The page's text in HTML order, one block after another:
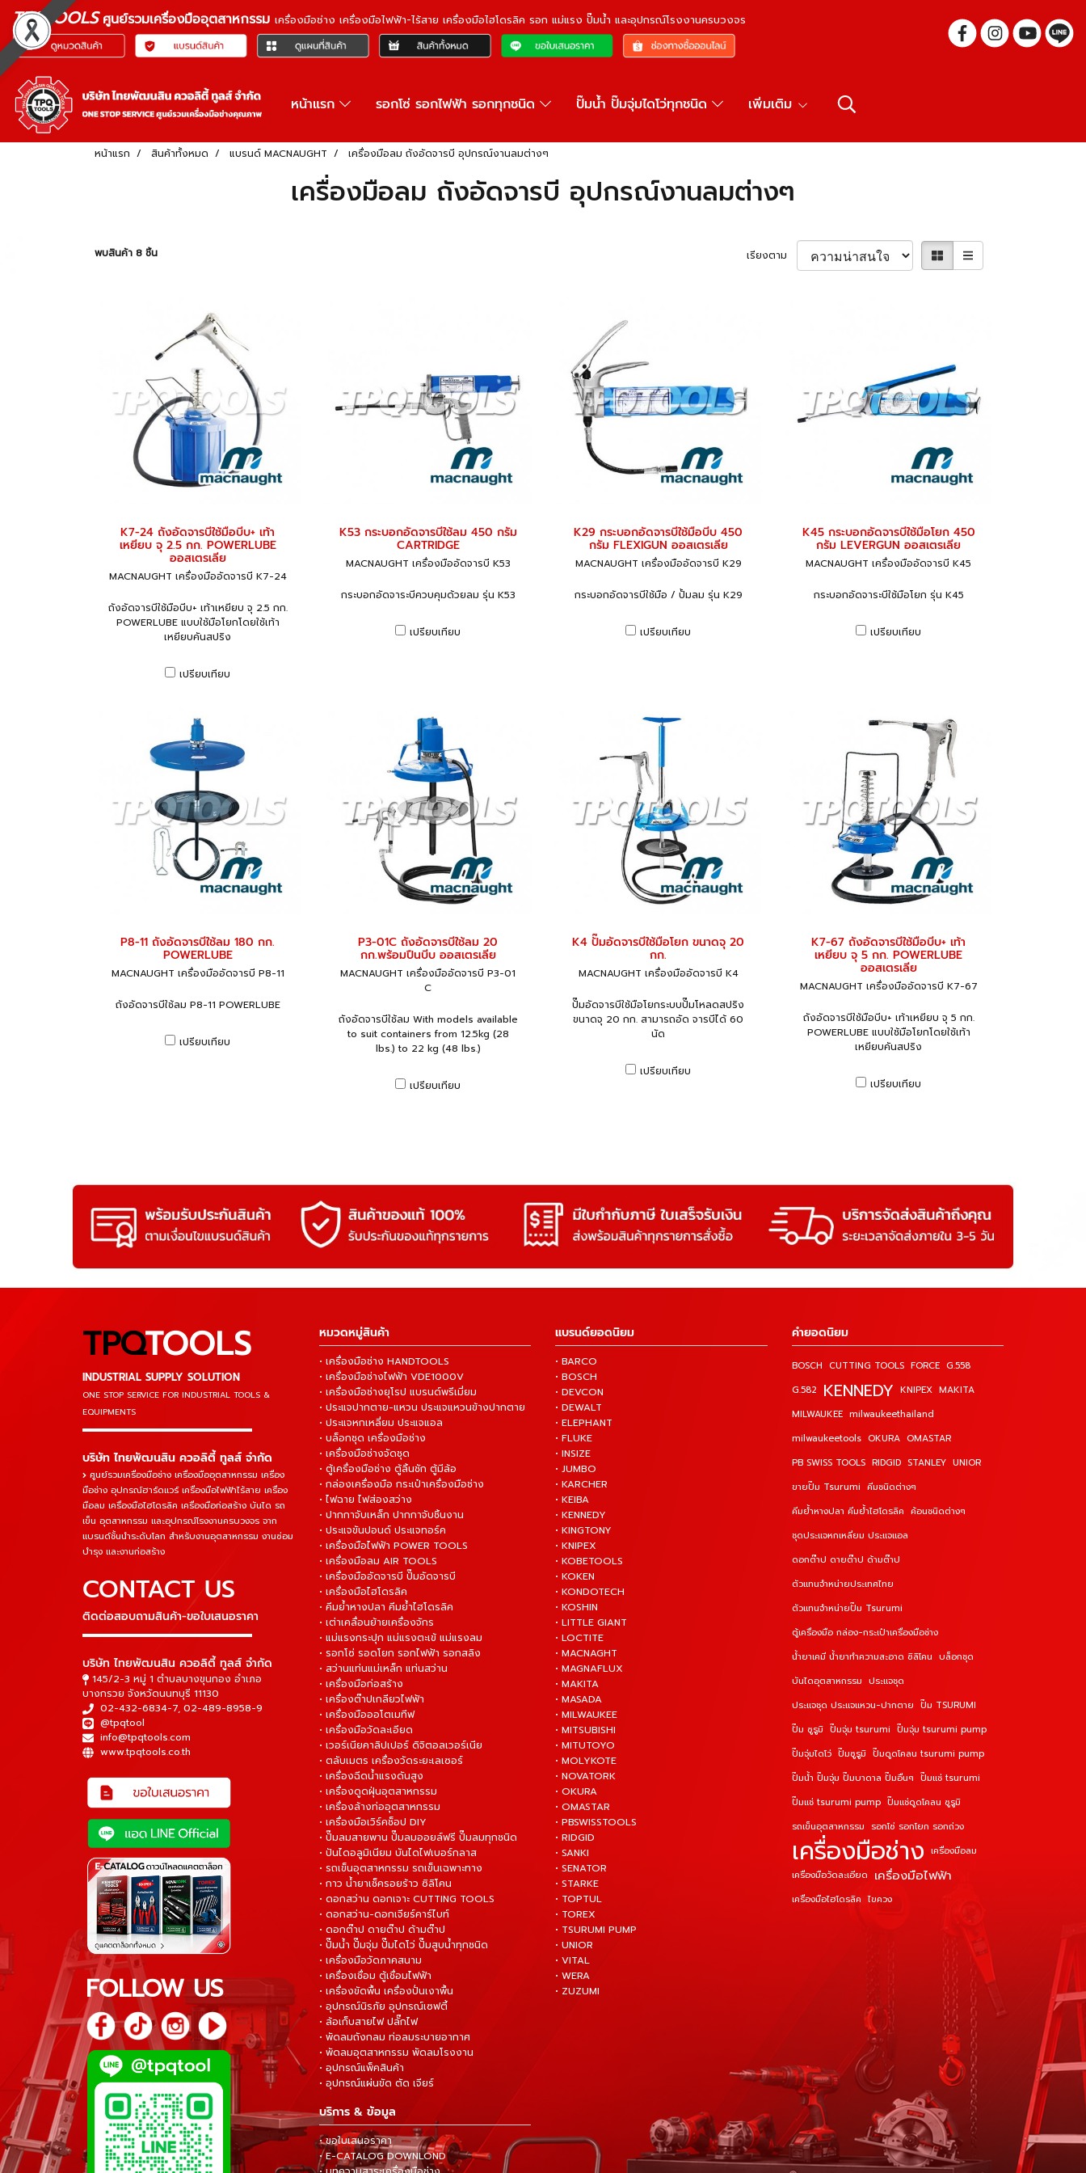
TPQTOOLSศูนย์รวมเครื่องมืออุตสาหกรรม เครื่องมือช่าง เครื่องมือไฟฟ้า-ไร้สาย เครื่องมือไฮโดรลิค รอก แม่แรง ปั๊มน้ำ และอุปกรณ์โรงงานครบวงจร
หน้าแรก รอกโซ่ รอกไฟฟ้า รอกทุกชนิด ปั๊มน้ำ ปั๊มจุ่มไดโว่ทุกชนิด เพิ่มเติม
หน้าแรก สินค้าทั้งหมด แบรนด์ MACNAUGHT เครื่องมือลม ถังอัดจารบี อุปกรณ์งานลมต่างๆ
เครื่องมือลม ถังอัดจารบี อุปกรณ์งานลมต่างๆ
พบสินค้า 8 ชิ้น เรียงตาม
K7-24 ถังอัดจารบีใช้มือบีบ+ เท้า
เหยียบ จุ 2.5 กก. POWERLUBE
ออสเตรเลีย
MACNAUGHT เครื่องมืออัดจารบี K7-24
ถังอัดจารบีใช้มือบีบ+ เท้าเหยียบ จุ 2.5 กก.
POWERLUBE แบบใช้มือโยกโดยใช้เท้า
เหยียบคันสปริง
เปรียบเทียบ
K53 กระบอกอัดจารบีใช้ลม 450 กรัม
CARTRIDGE
MACNAUGHT เครื่องมืออัดจารบี K53
กระบอกอัดจาระบีควบคุมด้วยลม รุ่น K53
เปรียบเทียบ
K29 กระบอกอัดจารบีใช้มือบีบ 450
กรัม FLEXIGUN ออสเตรเลีย
MACNAUGHT เครื่องมืออัดจารบี K29
กระบอกอัดจารบีใช้มือ / ปั้มลม รุ่น K29
เปรียบเทียบ
K45 กระบอกอัดจารบีใช้มือโยก 450
กรัม LEVERGUN ออสเตรเลีย
MACNAUGHT เครื่องมืออัดจารบี K45
กระบอกอัดจาระบีใช้มือโยก รุ่น K45
เปรียบเทียบ
P8-11 ถังอัดจารบีใช้ลม 180 กก.
POWERLUBE
MACNAUGHT เครื่องมืออัดจารบี P8-11
ถังอัดจารบีใช้ลม P8-11 POWERLUBE
เปรียบเทียบ
P3-01C ถังอัดจารบีใช้ลม 20
กก.พร้อมปืนบีบ ออสเตรเลีย
MACNAUGHT เครื่องมืออัดจารบี P3-01
C
ถังอัดจารบีใช้ลม With models available
to suit containers from 12.5kg (28
lbs.) to 22 kg (48 lbs.)
เปรียบเทียบ
K4 ปั๊มอัดจารบีใช้มือโยก ขนาดจุ 20
กก.
MACNAUGHT เครื่องมืออัดจารบี K4
ปั๊มอัดจารบีใช้มือโยกระบบปั๊มโหลดสปริง
ขนาดจุ 20 กก. สามารถอัด จารบีได้ 60
นัด
เปรียบเทียบ
K7-67 ถังอัดจารบีใช้มือบีบ+ เท้า
เหยียบ จุ 5 กก. POWERLUBE
ออสเตรเลีย
MACNAUGHT เครื่องมืออัดจารบี K7-67
ถังอัดจารบีใช้มือบีบ+ เท้าเหยียบ จุ 5 กก.
POWERLUBE แบบใช้มือโยกโดยใช้เท้า
เหยียบคันสปริง
เปรียบเทียบ
TPQTOOLS
INDUSTRIAL SUPPLY SOLUTION
ONE STOP SERVICE FOR INDUSTRIAL TOOLS &
EQUIPMENTS
▬▬▬▬▬▬▬▬▬▬▬▬▬▬▬
บริษัท ไทยพัฒนสิน ควอลิตี้ ทูลส์ จำกัด
ศูนย์รวมเครื่องมือช่าง เครื่องมืออุตสาหกรรม เครื่อง
มือช่าง อุปกรณ์ฮาร์ดแวร์ เครื่องมือไฟฟ้าไร้สาย เครื่อง
มือลม เครื่องมือไฮโดรลิค เครื่องมือก่อสร้าง บันได รถ
เข็น อุตสาหกรรม และอุปกรณ์โรงงานครบวงจร จาก
แบรนด์ชั้นนำระดับโลก สำหรับงานอุตสาหกรรม งานซ่อม
บำรุง และงานก่อสร้าง
CONTACT US
ติดต่อสอบถามสินค้า-ขอใบเสนอราคา
▬▬▬▬▬▬▬▬▬▬▬▬▬▬▬
บริษัท ไทยพัฒนสิน ควอลิตี้ ทูลส์ จำกัด
145/2-3 หมู่ 1 ตำบลบางขุนกอง อำเภอ
บางกรวย จังหวัดนนทบุรี 11130
02-432-6834-7, 02-489-8958-9
@tpqtool
info@tpqtools.com
www.tpqtools.co.th
FOLLOW US
หมวดหมู่สินค้า
• เครื่องมือช่าง HANDTOOLS
• เครื่องมือช่างไฟฟ้า VDE1000V
• เครื่องมือช่างยุโรป แบรนด์พรีเมี่ยม
• ประแจปากตาย-แหวน ประแจแหวนข้างปากตาย
• ประแจหกเหลี่ยม ประแจแอล
• บล็อกชุด เครื่องมือช่าง
• เครื่องมือช่างจัดชุด
• ตู้เครื่องมือช่าง ตู้ลิ้นชัก ตู้มีล้อ
• กล่องเครื่องมือ กระเป๋าเครื่องมือช่าง
• ไฟฉาย ไฟส่องสว่าง
• ปากกาจับเหล็ก ปากกาจับชิ้นงาน
• ประแจขันปอนด์ ประแจทอร์ค
• เครื่องมือไฟฟ้า POWER TOOLS
• เครื่องมือลม AIR TOOLS
• เครื่องมืออัดจารบี ปั๊มอัดจารบี
• เครื่องมือไฮโดรลิค
• คีมย้ำหางปลา คีมย้ำไฮโดรลิค
• เต่าเคลื่อนย้ายเครื่องจักร
• แม่แรงกระปุก แม่แรงตะเข้ แม่แรงลม
• รอกโซ่ รอดโยก รอกไฟฟ้า รอกสลิง
• สว่านแท่นแม่เหล็ก แท่นสว่าน
• เครื่องมือก่อสร้าง
• เครื่องต๊าปเกลียวไฟฟ้า
• เครื่องมือออโตเมทีฟ
• เครื่องมือวัดละเอียด
• เวอร์เนียคาลิปเปอร์ ดิจิตอลเวอร์เนีย
• ตลับเมตร เครื่องวัดระยะเลเซอร์
• เครื่องฉีดน้ำแรงดันสูง
• เครื่องดูดฝุ่นอุตสาหกรรม
• เครื่องล้างท่ออุตสาหกรรม
• เครื่องมือเวิร์คช็อป DIY
• ปั๊มลมสายพาน ปั๊มลมออยล์ฟรี ปั๊มลมทุกชนิด
• ปันไดอลูมิเนียม บันไดไฟเบอร์กลาส
• รถเข็นอุตสาหกรรม รถเข็นเฉพาะทาง
• กาว น้ำยาเช็ครอยร้าว ซิลิโคน
• ดอกสว่าน ดอกเจาะ CUTTING TOOLS
• ดอกสว่าน-ดอกเจียร์คาร์ไบท์
• ดอกต๊าป ดายต๊าป ด้ามต๊าป
• ปั๊มน้ำ ปั๊มจุ่ม ปั๊มไดโว่ ปั๊มสูบน้ำทุกชนิด
• เครื่องมือวัดภาคสนาม
• เครื่องเชื่อม ตู้เชื่อมไฟฟ้า
• เครื่องขัดพื้น เครื่องปั่นเงาพื้น
• อุปกรณ์นิรภัย อุปกรณ์เซฟตี้
• ล้อเก็บสายไฟ ปลั๊กไฟ
• พัดลมถังกลม ท่อลมระบายอากาศ
• พัดลมอุตสาหกรรม พัดลมโรงงาน
• อุปกรณ์แพ็คสินค้า
• อุปกรณ์แผ่นขัด ตัด เจียร์
แบรนด์ยอดนิยม
• BARCO
• BOSCH
• DEVCON
• DEWALT
• ELEPHANT
• FLUKE
• INSIZE
• JUMBO
• KARCHER
• KEIBA
• KENNEDY
• KINGTONY
• KNIPEX
• KOBETOOLS
• KOKEN
• KONDOTECH
• KOSHIN
• LITTLE GIANT
• LOCTITE
• MACNAGHT
• MAGNAFLUX
• MAKITA
• MASADA
• MILWAUKEE
• MITSUBISHI
• MITUTOYO
• MOLYKOTE
• NOVATORK
• OKURA
• OMASTAR
• PBSWISSTOOLS
• RIDGID
• SANKI
• SENATOR
• STARKE
• TOPTUL
• TOREX
• TSURUMI PUMP
• UNIOR
• VITAL
• WERA
• ZUZUMI
บริการ & ข้อมูล
• ขอใบเสนอราคา
• E-CATALOG DOWNLOND
คำยอดนิยม
BOSCH CUTTING TOOLS FORCE G.558
G.582 KENNEDY KNIPEX MAKITA
MILWAUKEE milwaukeethailand
milwaukeetools OKURA OMASTAR
PB SWISS TOOLS RIDGID STANLEY UNIOR
ขายปั๊ม Tsurumi คีมชนิดต่างๆ
คีมย้ำหางปลา คีมย้ำไฮโดรลิค ค้อนชนิดต่างๆ
ชุดประแจหกเหลี่ยม ประแจแอล
ดอกต๊าป ดายต๊าป ด้ามต๊าป
ตัวแทนจำหน่ายประเทศไทย
ตัวแทนจำหน่ายปั๊ม Tsurumi
ตู้เครื่องมือ กล่อง-กระเป๋าเครื่องมือช่าง
น้ำยาเคมี น้ำยาทำความสะอาด ซิลิโคน บล็อกชุด
บันไดอุตสาหกรรม ประแจชุด
ประแจชุด ประแจแหวน-ปากตาย ปั๊ม TSURUMI
ปั๊ม ซูรูมิ ปั๊มจุ่ม tsurumi ปั๊มจุ่ม tsurumi pump
ปั๊มจุ่มไดโว่ ปั๊มซูรูมิ ปั๊มดูดโคลน tsurumi pump
ปั๊มน้ำ ปั๊มจุ่ม ปั๊มบาดาล ปั๊มอื่นๆ ปั๊มแช่ tsurumi
ปั๊มแช่ tsurumi pump ปั๊มแช่ดูดโคลน ซูรูมิ
รถเข็นอุตสาหกรรม รอกโซ่ รอกโยก รอกถ่วง
เครื่องมือช่าง เครื่องมือลม
เครื่องมือวัดละเอียด เครื่องมือไฟฟ้า
เครื่องมือไฮโดรลิค ไขควง